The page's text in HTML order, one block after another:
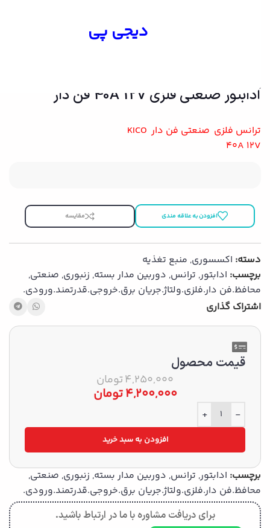
دیجی پی
آدابتور صنعتی فلزی 40A 12V فن دار
ترانس فلزی صنعتی فن دار KICO
40A 12V
افزودن به علاقه مندی مقایسه
دسته: اکسسوری, منبع تغذیه
برچسب: ادابتور, ترانس, دوربین مدار بسته, زنبوری, صنعتی,
محافظ.فن دار.فلزی.ولتاژ.جریان برق.خروجی.قدرتمند.ورودی.
اشتراک گذاری
قیمت محصول
4,250,000تومان
4,200,000تومان
-
+
افزودن به سبد خرید
برچسب: ادابتور, ترانس, دوربین مدار بسته, زنبوری, صنعتی,
محافظ.فن دار.فلزی.ولتاژ.جریان برق.خروجی.قدرتمند.ورودی.
برای دریافت مشاوره با ما در ارتباط باشید.